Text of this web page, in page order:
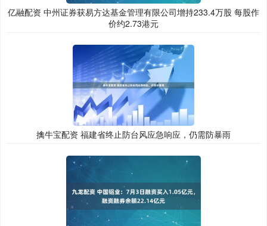
亿融配资 中州证券获易方达基金管理有限公司增持233.4万股 每股作
价约2.73港元
擒牛宝配资 福建省终止防台风应急响应，仍需防暴雨